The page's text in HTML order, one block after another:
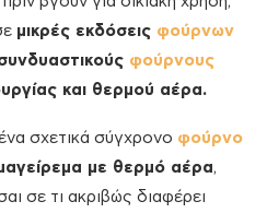
μικρές εκδόσεις φούρνων
φούρνους
και θερμού αέρα.
σχετικά σύγχρονο φούρνο
με θερμό αέρα,
σε τι ακριβώς διαφέρει